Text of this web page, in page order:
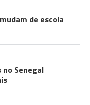
de escola
no Senegal